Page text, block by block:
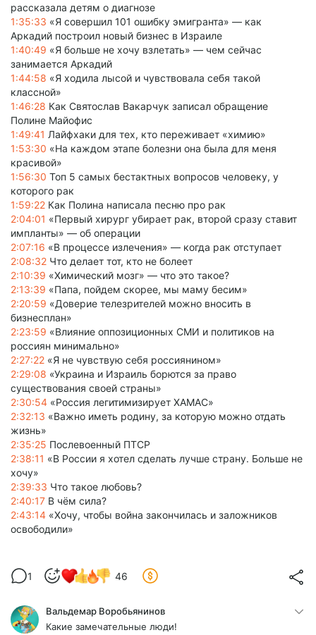
рассказала детям о диагнозе
1:35:33 «Я совершил 101 ошибку эмигранта» — как
Аркадий построил новый бизнес в Израиле
1:40:49 «Я больше не хочу взлетать» — чем сейчас
занимается Аркадий
1:44:58 «Я ходила лысой и чувствовала себя такой
классной»
1:46:28 Как Святослав Вакарчук записал обращение
Полине Майофис
1:49:41 Лайфхаки для тех, кто переживает «химию»
1:53:30 «На каждом этапе болезни она была для меня
красивой»
1:56:30 Топ 5 самых бестактных вопросов человеку, у
которого рак
1:59:22 Как Полина написала песню про рак
2:04:01 «Первый хирург убирает рак, второй сразу ставит
импланты» — об операции
2:07:16 «В процессе излечения» — когда рак отступает
2:08:32 Что делает тот, кто не болеет
2:10:39 «Химический мозг» — что это такое?
2:13:39 «Папа, пойдем скорее, мы маму бесим»
2:20:59 «Доверие телезрителей можно вносить в
бизнесплан»
2:23:59 «Влияние оппозиционных СМИ и политиков на
россиян минимально»
2:27:22 «Я не чувствую себя россиянином»
2:29:08 «Украина и Израиль борются за право
существования своей страны»
2:30:54 «Россия легитимизирует ХАМАС»
2:32:13 «Важно иметь родину, за которую можно отдать
жизнь»
2:35:25 Послевоенный ПТСР
2:38:11 «В России я хотел сделать лучше страну. Больше не
хочу»
2:39:33 Что такое любовь?
2:40:17 В чём сила?
2:43:14 «Хочу, чтобы война закончилась и заложников
освободили»
1 46
Вальдемар Воробьянинов
Какие замечательные люди!